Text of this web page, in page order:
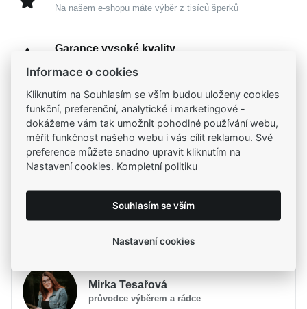
Na našem e-shopu máte výběr z tisíců šperků
Garance vysoké kvality
Kamenné prodejny
Zastavte se do jedné z našich 4 prodejen
Parametry a specifikace
MOISS
Materiál
Zlato žluté 585/1000
Typ prstenu
Na ruku
JemnýMOISS prsten ze žlutého zlatavnáší do
vašeho každodenního příběhu dotek hřejivé elegance
a nadčasového luxusu. Jeho dokonale lesklý povrch
Potřebujete poradit?
Mirka Tesařová
průvodce výběrem a rádce
Informace o cookies
Kliknutím na Souhlasím se vším budou uloženy cookies
funkční, preferenční, analytické i marketingové -
dokážeme vám tak umožnit pohodlné používání webu,
měřit funkčnost našeho webu i vás cílit reklamou. Své
preference můžete snadno upravit kliknutím na
Nastavení cookies. Kompletní politiku
Souhlasím se vším
Nastavení cookies